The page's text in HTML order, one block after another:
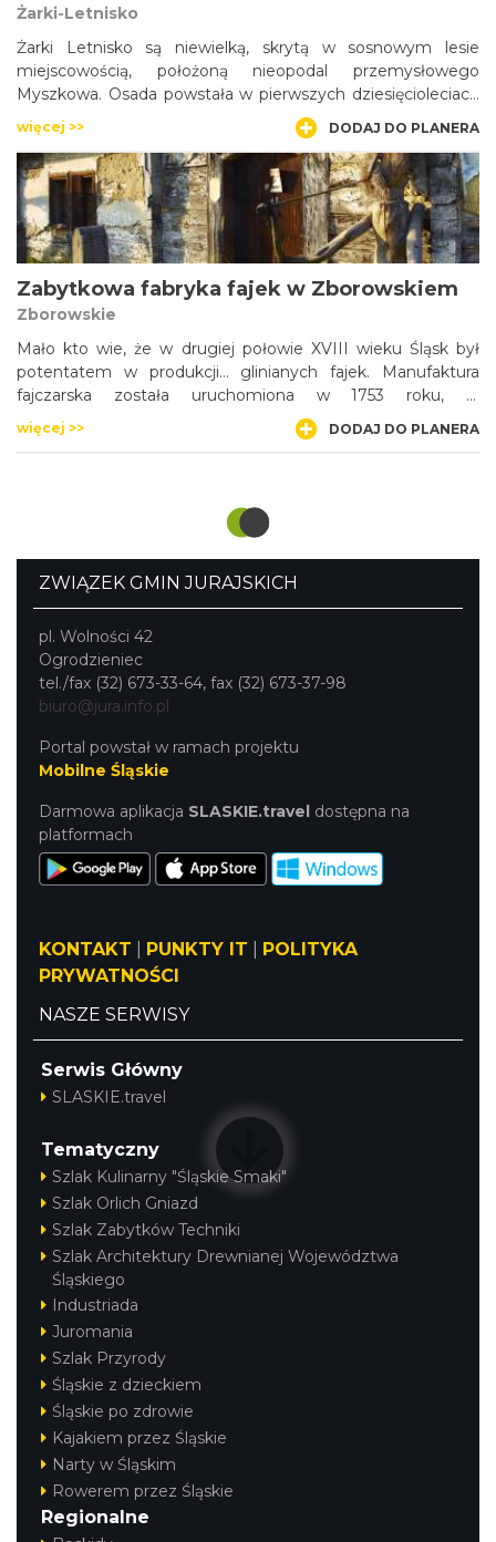
Żarki-Letnisko
Żarki Letnisko są niewielką, skrytą w sosnowym lesie
miejscowością, położoną nieopodal przemysłowego
Myszkowa. Osada powstała w pierwszych dziesięcioleciach
ubiegłego wieku staraniem Stefanii i Karola Raczyńskich,
właścicieli dóbr złotopotockich, którzy postanowili stworzyć
miejscowość wypoczynkową dla mieszkańców Zagłębia i
innych pobliskich miast. Dziś możemy tutaj zobaczyć
zabytkowe drewniane wille czy interesujący kościółek
fundacji hrabiów Raczyńskich.
więcej >> DODAJ DO PLANERA
Zabytkowa fabryka fajek w Zborowskiem
Zborowskie
Mało kto wie, że w drugiej połowie XVIII wieku Śląsk był
potentatem w produkcji… glinianych fajek. Manufaktura
fajczarska została uruchomiona w 1753 roku, w
Zborowskiem koło Lublińca, przez spółkę, której powołanie
zainicjował właściciel dóbr lublinieckich - Andreas von
się w Zborowskiem jeden z czterech budynków
fabrycznych, który czeka na rewitalizację.
więcej >> DODAJ DO PLANERA
ZWIĄZEK GMIN JURAJSKICH
pl. Wolności 42
Ogrodzieniec
tel./fax (32) 673-33-64, fax (32) 673-37-98
biuro@jura.info.pl
Portal powstał w ramach projektu
Mobilne Śląskie
Darmowa aplikacja SLASKIE.travel dostępna na
platformach
KONTAKT PUNKTY IT
POLITYKA
PRYWATNOŚCI
NASZE SERWISY
Serwis Główny
SLASKIE.travel
Tematyczny
Szlak Kulinarny "Śląskie Smaki"
Szlak Orlich Gniazd
Szlak Zabytków Techniki
Szlak Architektury Drewnianej Województwa
Śląskiego
Industriada
Juromania
Szlak Przyrody
Śląskie z dzieckiem
Śląskie po zdrowie
Kajakiem przez Śląskie
Narty w Śląskim
Rowerem przez Śląskie
Regionalne